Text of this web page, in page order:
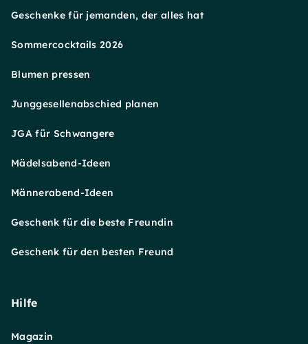
Geschenke für jemanden, der alles hat
Sommercocktails 2026
Blumen pressen
Junggesellenabschied planen
JGA für Schwangere
Mädelsabend-Ideen
Männerabend-Ideen
Geschenk für die beste Freundin
Geschenk für den besten Freund
Hilfe
Magazin